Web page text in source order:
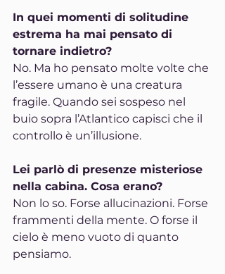
In quei momenti di solitudine
estrema ha mai pensato di
tornare indietro?
No. Ma ho pensato molte volte che
l’essere umano è una creatura
fragile. Quando sei sospeso nel
buio sopra l’Atlantico capisci che il
controllo è un’illusione.
Lei parlò di presenze misteriose
nella cabina. Cosa erano?
Non lo so. Forse allucinazioni. Forse
frammenti della mente. O forse il
cielo è meno vuoto di quanto
pensiamo.